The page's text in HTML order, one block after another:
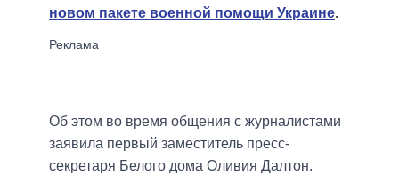
новом пакете военной помощи Украине.
Об этом во время общения с журналистами
заявила первый заместитель пресс-
секретаря Белого дома Оливия Далтон.